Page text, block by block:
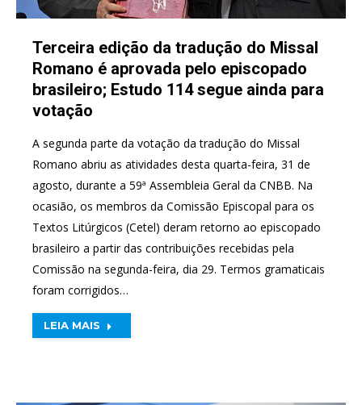
Terceira edição da tradução do Missal
Romano é aprovada pelo episcopado
brasileiro; Estudo 114 segue ainda para
votação
A segunda parte da votação da tradução do Missal
Romano abriu as atividades desta quarta-feira, 31 de
agosto, durante a 59ª Assembleia Geral da CNBB. Na
ocasião, os membros da Comissão Episcopal para os
Textos Litúrgicos (Cetel) deram retorno ao episcopado
brasileiro a partir das contribuições recebidas pela
Comissão na segunda-feira, dia 29. Termos gramaticais
foram corrigidos…
LEIA MAIS